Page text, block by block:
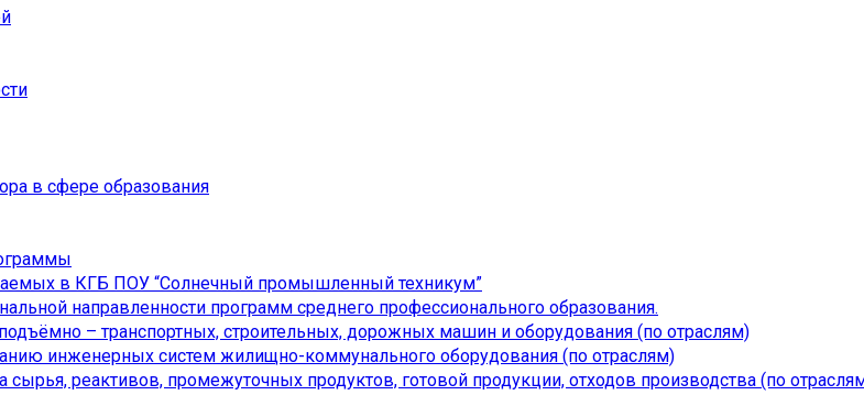
в сфере образования
в КГБ ПОУ “Солнечный промышленный техникум”
направленности программ среднего профессионального образования.
– транспортных, строительных, дорожных машин и оборудования (по отраслям)
инженерных систем жилищно-коммунального оборудования (по отраслям)
реактивов, промежуточных продуктов, готовой продукции, отходов производства (по